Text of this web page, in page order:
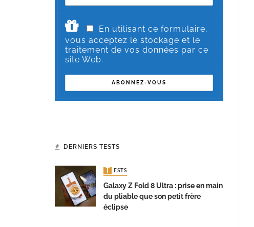
En utilisant ce formulaire,
vous acceptez le stockage et le
traitement de vos données par ce
site Web.
DERNIERS TESTS
TESTS
Galaxy Z Fold 8 Ultra : prise en main
du pliable que son petit frère
éclipse